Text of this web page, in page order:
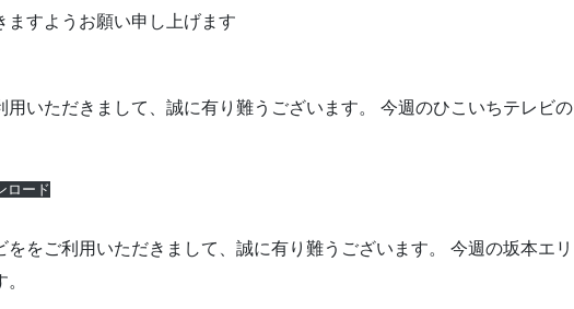
すようお願い申し上げます
用いただきまして、誠に有り難うございます。 今週のひこいちテレビの
ロード
をご利用いただきまして、誠に有り難うございます。 今週の坂本エリ